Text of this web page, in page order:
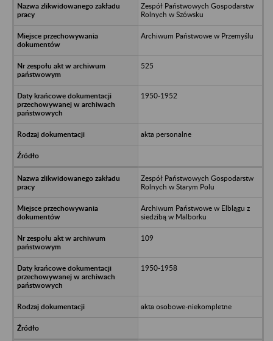
Zespół Państwowych Gospodarstw
Rolnych w Szówsku
Archiwum Państwowe w Przemyślu
525
1950-1952
akta personalne
Zespół Państwowych Gospodarstw
Rolnych w Starym Polu
Archiwum Państwowe w Elblągu z
siedzibą w Malborku
109
1950-1958
akta osobowe-niekompletne